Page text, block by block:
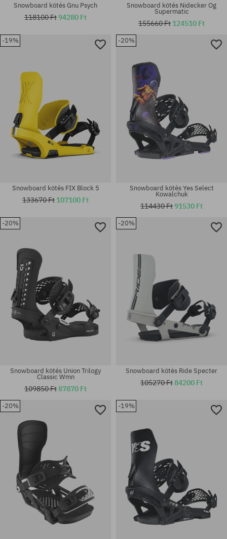
Elérhető méretek:
Elérhető méretek:
Elérhető méretek:
Snowboard kötés Gnu Psych
118100 Ft94280 Ft
Elérhető méretek:
Snowboard kötés Nidecker Og
Supermatic
155660 Ft 124510 Ft
-19%
Elérhető méretek:
Snowboard kötés FIX Block 5
133670 Ft 107100 Ft
-20%
Elérhető méretek:
Snowboard kötés Yes Select
Kowalchuk
114430 Ft91530 Ft
-20%
Snowboard kötés Union Trilogy
Classic Wmn
109850 Ft87870 Ft
-20%
Snowboard kötés Ride Specter
105270 Ft84200 Ft
-20% -19%